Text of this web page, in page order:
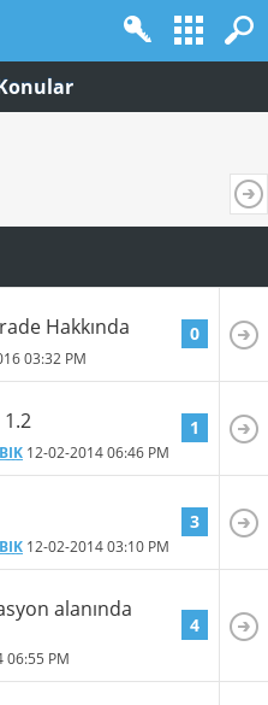
Hakkında
03:32 PM
0
12-02-201406:46 PM
1
12-02-201403:10 PM
3
alanında
06:55 PM
4